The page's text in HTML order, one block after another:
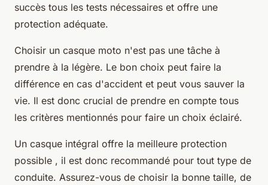
succès tous les tests nécessaires et offre une
protection adéquate.
Choisir un casque moto n'est pas une tâche à
prendre à la légère. Le bon choix peut faire la
différence en cas d'accident et peut vous sauver la
vie. Il est donc crucial de prendre en compte tous
les critères mentionnés pour faire un choix éclairé.
Un casque intégral offre la meilleure protection
possible , il est donc recommandé pour tout type de
conduite. Assurez-vous de choisir la bonne taille, de